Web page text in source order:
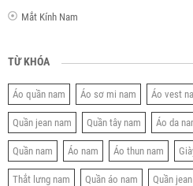
Mắt Kính Nam
TỪ KHÓA
Áo quần nam Áo sơ mi nam Áo vest
Quần jean nam Quần tây nam Áo da
Quần nam Áo nam Áo thun nam
Thắt lưng nam Quần áo nam Quần